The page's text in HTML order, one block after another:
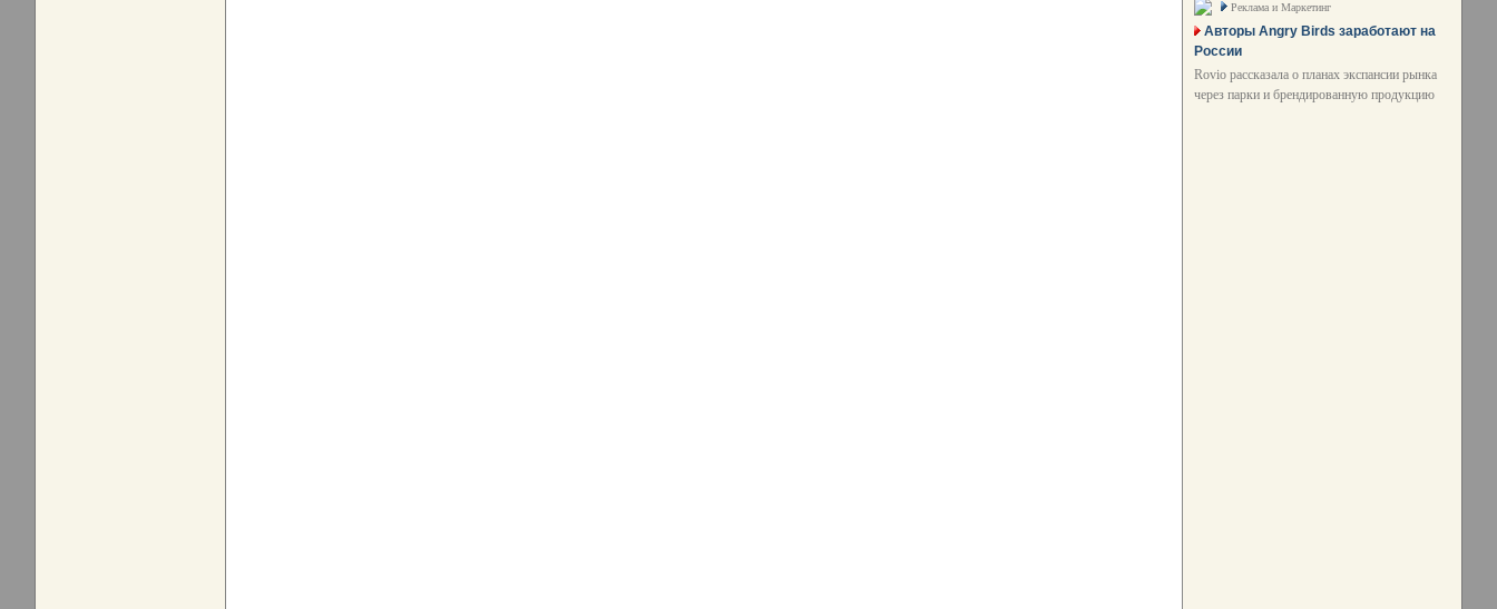
Реклама и Маркетинг
Авторы Angry Birds заработают на
России
Rovio рассказала о планах экспансии рынка
через парки и брендированную продукцию